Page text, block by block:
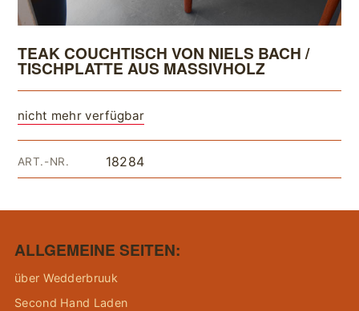
TEAK COUCHTISCH VON NIELS BACH /
TISCHPLATTE AUS MASSIVHOLZ
nicht mehr verfügbar
ART.-NR. 18284
ALLGEMEINE SEITEN:
über Wedderbruuk
Second Hand Laden